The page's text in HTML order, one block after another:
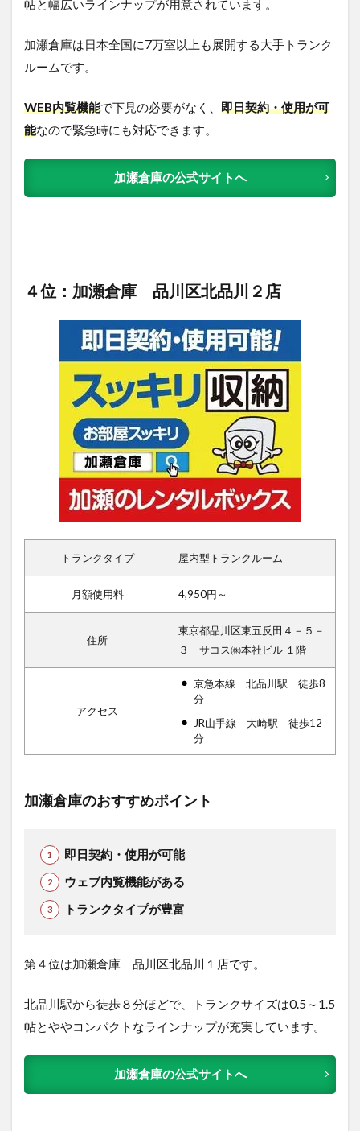
帖と幅広いラインナップが用意されています。
加瀬倉庫は日本全国に7万室以上も展開する大手トランク
ルームです。
WEB内覧機能で下見の必要がなく、 即日契約・使用が可
能なので緊急時にも対応できます。
加瀬倉庫の公式サイトへ
４位：加瀬倉庫 品川区北品川２店
トランクタイプ 屋内型トランクルーム
月額使用料 4,950円～
住所
東京都品川区東五反田４－５－
３ サコス㈱本社ビル １階
アクセス
京急本線 北品川駅 徒歩8
分
JR山手線 大崎駅 徒歩12
分
加瀬倉庫のおすすめポイント
即日契約・使用が可能
ウェブ内覧機能がある
トランクタイプが豊富
第４位は加瀬倉庫 品川区北品川１店です。
北品川駅から徒歩８分ほどで、トランクサイズは0.5～1.5
帖とややコンパクトなラインナップが充実しています。
加瀬倉庫の公式サイトへ